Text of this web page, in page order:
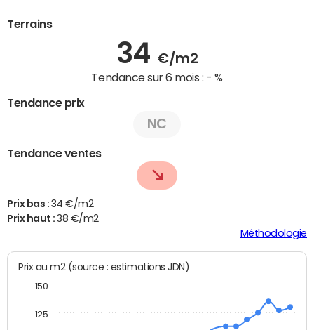
Terrains
34 €/m2
Tendance sur 6 mois : - %
Tendance prix
NC
Tendance ventes
Prix bas : 34 €/m2
Prix haut :38 €/m2
Méthodologie
Prix au m2 (source : estimations JDN)
125
150